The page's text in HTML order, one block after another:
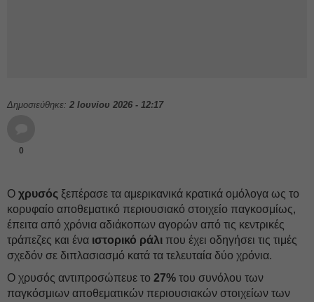
Δημοσιεύθηκε: 2 Ιουνίου 2026 - 12:17
0
Ο χρυσός ξεπέρασε τα αμερικανικά κρατικά ομόλογα ως το
κορυφαίο αποθεματικό περιουσιακό στοιχείο παγκοσμίως,
έπειτα από χρόνια αδιάκοπων αγορών από τις κεντρικές
τράπεζες και ένα ιστορικό ράλι που έχει οδηγήσει τις τιμές
σχεδόν σε διπλασιασμό κατά τα τελευταία δύο χρόνια.
Ο χρυσός αντιπροσώπευε το 27% του συνόλου των
παγκόσμιων αποθεματικών περιουσιακών στοιχείων των